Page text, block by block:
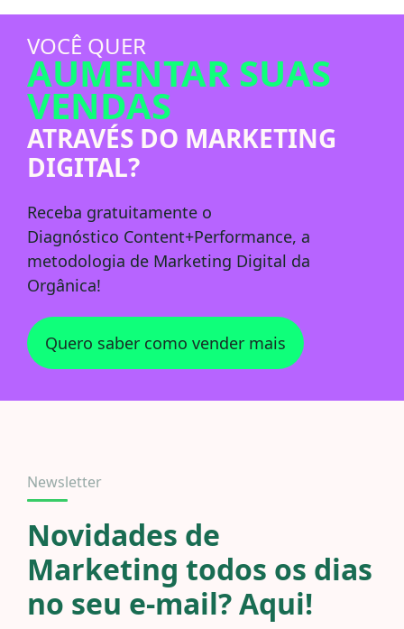
VOCÊ QUER
AUMENTAR SUAS
VENDAS
ATRAVÉS DO MARKETING
DIGITAL?
Receba gratuitamente o
Diagnóstico Content+Performance, a
metodologia de Marketing Digital da
Orgânica!
Quero saber como vender mais
Newsletter
Novidades de
Marketing todos os dias
no seu e-mail? Aqui!